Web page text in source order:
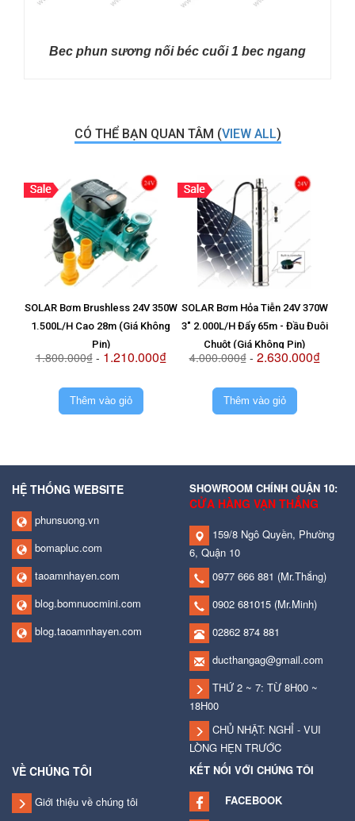
Bec phun sương nối béc cuối 1 bec ngang
CÓ THỂ BẠN QUAN TÂM (VIEW ALL)
SOLAR Bơm Brushless 24V 350W
1.500L/H Cao 28m (Giá Không
Pin)
1.800.000₫- 1.210.000₫
Thêm vào giỏ
SOLAR Bơm Hỏa Tiễn 24V 370W
3" 2.000L/H Đẩy 65m - Đầu Đuôi
Chuột (Giá Không Pin)
4.000.000₫- 2.630.000₫
Thêm vào giỏ
HỆ THỐNG WEBSITE
phunsuong.vn
bomapluc.com
taoamnhayen.com
blog.bomnuocmini.com
blog.taoamnhayen.com
SHOWROOM CHÍNH QUẬN 10:
CỬA HÀNG VẠN THẮNG
159/8 Ngô Quyền, Phường
6, Quận 10
0977 666 881 (Mr.Thắng)
0902 681015 (Mr.Minh)
02862 874 881
ducthangag@gmail.com
THỨ 2 ~ 7: TỪ 8H00 ~
18H00
CHỦ NHẬT: NGHỈ - VUI
LÒNG HẸN TRƯỚC
VỀ CHÚNG TÔI
Giới thiệu về chúng tôi
KẾT NỐI VỚI CHÚNG TÔI
FACEBOOK